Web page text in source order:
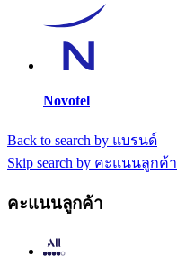
Novotel
Back to search by แบรนด์
Skip search by คะแนนลูกค้า
คะแนนลูกค้า